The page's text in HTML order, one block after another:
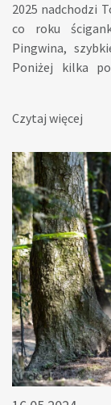
2025 nadchodzi
co roku
Pingwina,
Poniżej kilka
kategorie
czeka w
Słotwiny
Ski&Bike
7/09/2025
zjazdowych
best tricki
Czytaj więcej